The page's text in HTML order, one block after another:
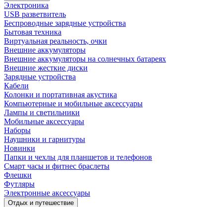
Электроника
USB разветвитель
Беспроводные зарядные устройства
Бытовая техника
Виртуальная реальность, очки
Внешние аккумуляторы
Внешние аккумуляторы на солнечных батареях
Внешние жесткие диски
Зарядные устройства
Кабели
Колонки и портативная акустика
Компьютерные и мобильные аксессуары
Лампы и светильники
Мобильные аксессуары
Наборы
Наушники и гарнитуры
Новинки
Папки и чехлы для планшетов и телефонов
Смарт часы и фитнес браслеты
Флешки
Футляры
Электронные аксессуары
Отдых и путешествие